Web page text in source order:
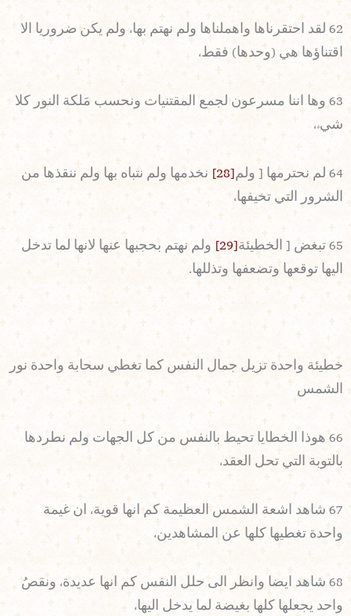
62 لقد احتقرناها واهملناها ولم نهتم بها، ولم يكن ضروريا الا
اقتناؤها هي (وحدها) فقط،
63 وها اننا مسرعون لجمع المقتنيات ونحسب مَلكة النور كلا
شيء،
64 لم نحترمها [ ولم [28]
نخدمها ولم نتباه بها ولم ننقذها من
الشرور التي تخيفها،
65 تبغض [ الخطيئة [29]
ولم نهتم بحجبها عنها لانها لما تدخل
اليها توقعها وتضعفها وتذللها.
خطيئة واحدة تزيل جمال النفس كما تغطي سحابة واحدة نور
الشمس
66 هوذا الخطايا تحيط بالنفس من كل الجهات ولم نطردها
بالتوبة التي تحل العقد،
67 شاهد اشعة الشمس العظيمة كم انها قوية، ان غيمة
واحدة تغطيها كلها عن المشاهدين،
68 شاهد ايضا وانظر الى حلل النفس كم انها عديدة، ونقصُ
واحد يجعلها كلها بغيضة لما يدخل اليها،